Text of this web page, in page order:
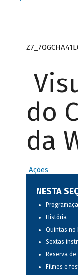
do
da
Ações
NESTA
História
Quintas no
Sextas
Reserva
Filmes e